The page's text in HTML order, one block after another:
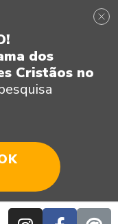
dos
Cristãos no